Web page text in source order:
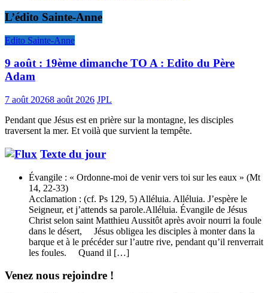
L’édito Sainte-Anne
Edito Sainte-Anne
9 août : 19ème dimanche TO A : Edito du Père
Adam
7 août 20268 août 2026 JPL
Pendant que Jésus est en prière sur la montagne, les disciples
traversent la mer. Et voilà que survient la tempête.
Texte du jour
Évangile : « Ordonne-moi de venir vers toi sur les eaux » (Mt
14, 22-33)
Acclamation : (cf. Ps 129, 5) Alléluia. Alléluia. J’espère le
Seigneur, et j’attends sa parole.Alléluia. Évangile de Jésus
Christ selon saint Matthieu Aussitôt après avoir nourri la foule
dans le désert, Jésus obligea les disciples à monter dans la
barque et à le précéder sur l’autre rive, pendant qu’il renverrait
les foules. Quand il […]
Venez nous rejoindre !